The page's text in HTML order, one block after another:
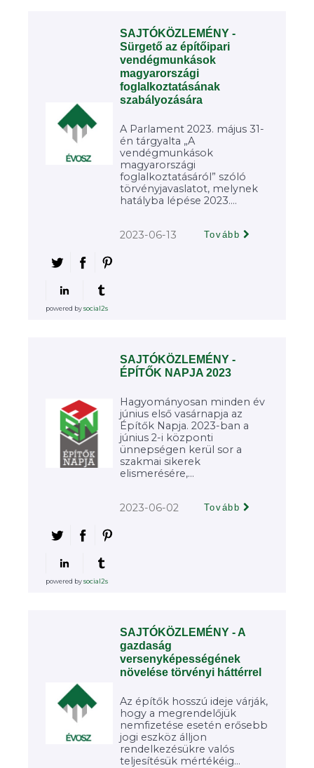
SAJTÓKÖZLEMÉNY -
Sürgető az építőipari
vendégmunkások
magyarországi
foglalkoztatásának
szabályozására
A Parlament 2023. május 31-
én tárgyalta „A
vendégmunkások
magyarországi
foglalkoztatásáról” szóló
törvényjavaslatot, melynek
hatályba lépése 2023....
2023-06-13 Tovább
powered bysocial2s
SAJTÓKÖZLEMÉNY -
ÉPÍTŐK NAPJA 2023
Hagyományosan minden év
június első vasárnapja az
Építők Napja. 2023-ban a
június 2-i központi
ünnepségen kerül sor a
szakmai sikerek
elismerésére,...
2023-06-02 Tovább
powered bysocial2s
SAJTÓKÖZLEMÉNY - A
gazdaság
versenyképességének
növelése törvényi háttérrel
Az építők hosszú ideje várják,
hogy a megrendelőjük
nemfizetése esetén erősebb
jogi eszköz álljon
rendelkezésükre valós
teljesítésük mértékéig...